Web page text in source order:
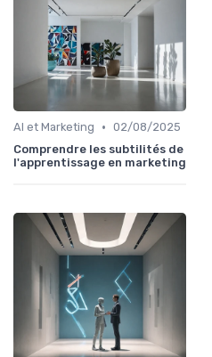
AI et Marketing • 02/08/2025
Comprendre les subtilités de
l'apprentissage en marketing